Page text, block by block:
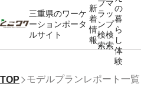
三重県のワーケ
ーションポータ
ルサイト
新
着
情
報
プ
ラ
ン
検
索
マ
ッ
プ
検
索
の
暮
ら
し
体
験
TOP モデルプランレポート一覧